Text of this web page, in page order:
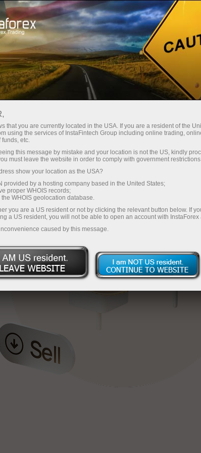
فوری اکاونٹ تجارتی پلیٹ فارم
آموز کے لیے
سرمایہ کاروں کے
لیے
شراکت داروں کے
لئے
that you are currently located in the USA. If you are a resident of the
using the services of InstaFintech Group including online trading,
etc.
this message by mistake and your location is not the US, kindly
must leave the website in order to comply with government
show your location as the USA?
provided by a hosting company based in the United States;
proper WHOIS records;
WHOIS geolocation database.
you are a US resident or not by clicking the relevant button below. If
a US resident, you will not be able to open an account with InstaForex
caused by this message.